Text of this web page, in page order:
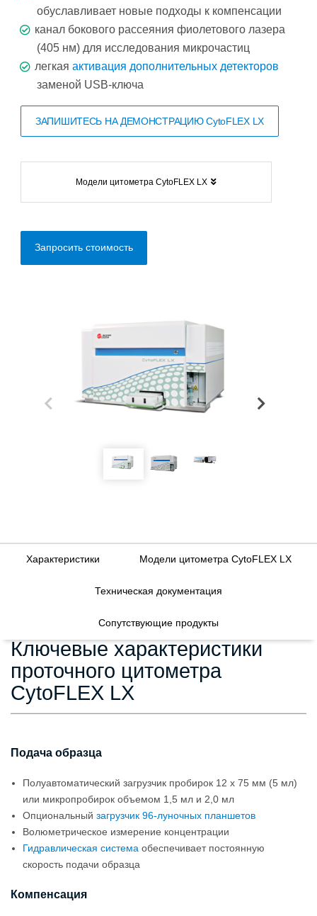
обуславливает новые подходы к компенсации
канал бокового рассеяния фиолетового лазера
(405 нм) для исследования микрочастиц
легкая активация дополнительных детекторов
заменой USB-ключа
ЗАПИШИТЕСЬ НА ДЕМОНСТРАЦИЮ CytoFLEX LX
Модели цитометра CytoFLEX LX
Запросить стоимость
Характеристики Модели цитометра CytoFLEX LX
Техническая документация
Сопутствующие продукты
Ключевые характеристики
проточного цитометра
CytoFLEX LX
Подача образца
Полуавтоматический загрузчик пробирок 12 x 75 мм (5 мл)
или микропробирок объемом 1,5 мл и 2,0 мл
Опциональный загрузчик 96-луночных планшетов
Волюметрическое измерение концентрации
Гидравлическая система обеспечивает постоянную
скорость подачи образца
Компенсация